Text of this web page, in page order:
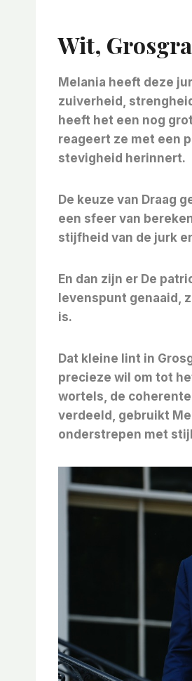
Wit,
Melania heeft deze
zuiverheid,
heeft het een nog
reageert ze met een
stevigheid herinnert.
De keuze van Draag
een sfeer van
stijfheid van de jurk
En dan zijn er De
levenspunt genaaid,
is.
Dat kleine lint in
precieze wil om tot
wortels, de
verdeeld, gebruikt
onderstrepen met